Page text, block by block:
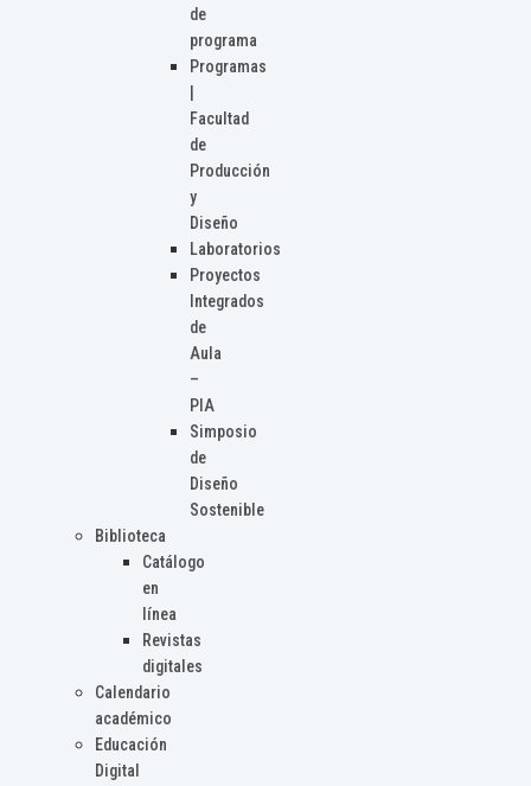
de
programa
Programas
Facultad
de
Producción
y
Diseño
Laboratorios
Proyectos
Integrados
de
Aula
–
PIA
Simposio
de
Diseño
Sostenible
Biblioteca
Catálogo
en
línea
Revistas
digitales
Calendario
académico
Educación
Digital